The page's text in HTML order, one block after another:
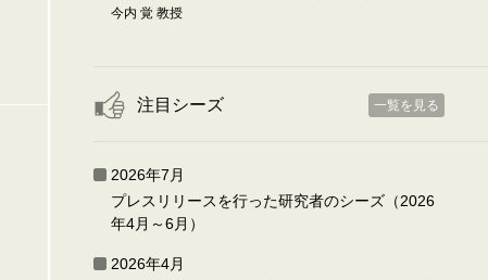
今内 覚 教授
注目シーズ 一覧を見る
2026年7月
プレスリリースを行った研究者のシーズ（2026
年4月～6月）
2026年4月